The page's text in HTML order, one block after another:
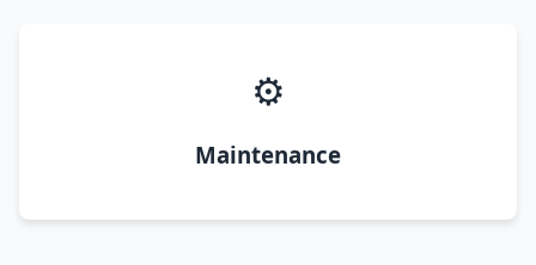
⚙️
Maintenance